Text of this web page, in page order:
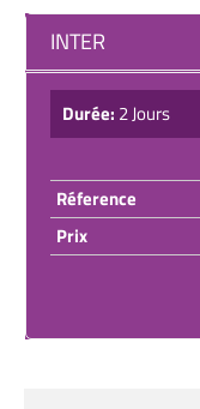
INTER
Durée: 2 Jours
Réference
Prix